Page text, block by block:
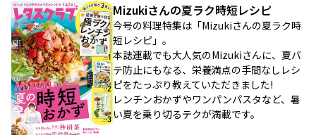
Mizukiさんの夏ラク時短レシピ
今号の料理特集は「Mizukiさんの夏ラク時
短レシピ」。
本誌連載でも大人気のMizukiさんに、夏バ
テ防止にもなる、栄養満点の手間なしレシ
ピをたっぷり教えていただきました!
レンチンおかずやワンパンパスタなど、暑
い夏を乗り切るテクが満載です。